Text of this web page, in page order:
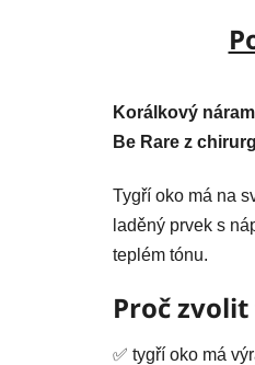
Korálkový
Be Rare z
Tygří oko má na
laděný prvek s
teplém tónu.
Proč
✅ tygří oko má